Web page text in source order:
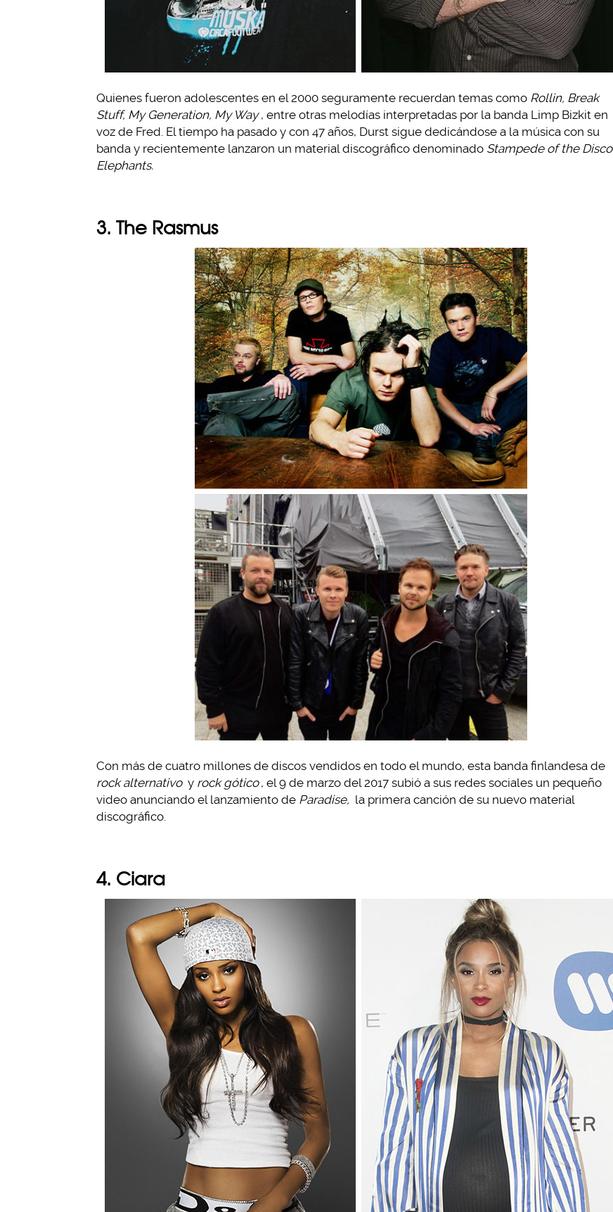
Quienes fueron adolescentes en el 2000 seguramente recuerdan temas como Rollin, Break
Stuff, My Generation, My Way , entre otras melodías interpretadas por la banda Limp Bizkit en
voz de Fred. El tiempo ha pasado y con 47 años, Durst sigue dedicándose a la música con su
banda y recientemente lanzaron un material discográfico denominado Stampede of the Disco
Elephants.
3. The Rasmus
Con más de cuatro millones de discos vendidos en todo el mundo, esta banda finlandesa de
rock alternativo yrock gótico , el 9 de marzo del 2017 subió a sus redes sociales un pequeño
video anunciando el lanzamiento de Paradise, la primera canción de su nuevo material
discográfico.
4. Ciara